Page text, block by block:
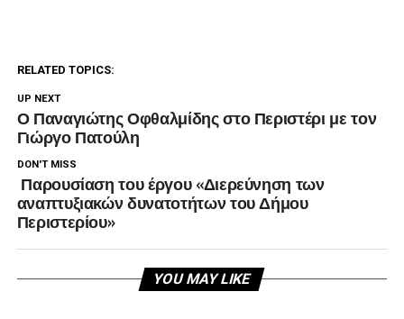
RELATED TOPICS:
UP NEXT
Ο Παναγιώτης Οφθαλμίδης στο Περιστέρι με τον
Γιώργο Πατούλη
DON'T MISS
Παρουσίαση του έργου «Διερεύνηση των
αναπτυξιακών δυνατοτήτων του Δήμου
Περιστερίου»
YOU MAY LIKE